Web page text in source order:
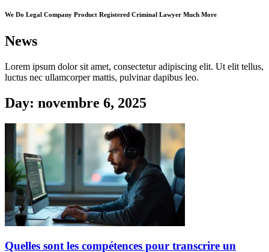
We Do Legal Company Product Registered Criminal Lawyer Much More
News
Lorem ipsum dolor sit amet, consectetur adipiscing elit. Ut elit tellus,
luctus nec ullamcorper mattis, pulvinar dapibus leo.
Day: novembre 6, 2025
Quelles sont les compétences pour transcrire un